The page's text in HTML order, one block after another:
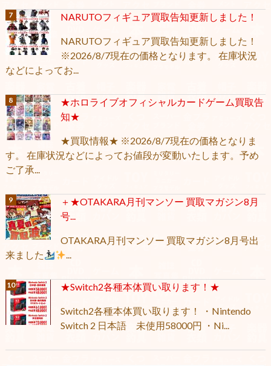
NARUTOフィギュア買取告知更新しました！
NARUTOフィギュア買取告知更新しました！
※2026/8/7現在の価格となります。 在庫状況
などによってお...
★ホロライブオフィシャルカードゲーム買取告
知★
★買取情報★ ※2026/8/7現在の価格となりま
す。 在庫状況などによってお値段が変動いたします。予め
ご了承...
＋★OTAKARA月刊マンソー 買取マガジン8月
号...
OTAKARA月刊マンソー 買取マガジン8月号出
来ました
...
★Switch2各種本体買い取ります！★
Switch2各種本体買い取ります！ ・Nintendo
Switch 2 日本語 未使用58000円 ・Ni...